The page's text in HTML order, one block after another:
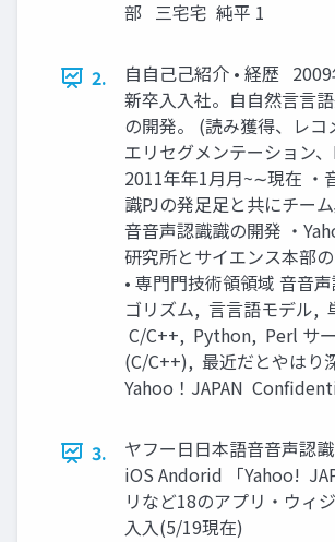
部 三宅宅 純平 1
2.
⾃自⼰己紹介 • 経歴
新卒⼊入社。⾃自然⾔言
の開発。 (読み獲得、レコ
エリセグメンテーション
2011年年1⽉月~∼現在 ・
識PJの発⾜足と共にチーム
⾳音声認識識の開発 ・
研究所とサイエンス本部
• 専⾨門技術領領域 ⾳音
ゴリズム, ⾔言語モデル,
C/C++, Python, Perl サ
(C/C++), 最近だとやはり
Yahoo！JAPAN
3.
ヤフー⽇日本語⾳音声認識
iOS Andorid 「Yahoo!
リなど18のアプリ・ウィ
⼊入(5/19現在)